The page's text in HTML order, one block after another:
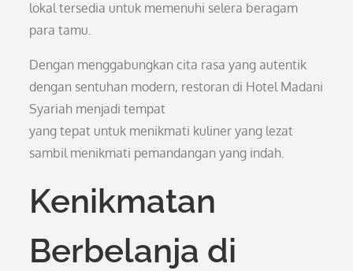
lokal tersedia untuk memenuhi selera beragam
para tamu.
Dengan menggabungkan cita rasa yang autentik
dengan sentuhan modern, restoran di Hotel Madani
Syariah menjadi tempat
yang tepat untuk menikmati kuliner yang lezat
sambil menikmati pemandangan yang indah.
Kenikmatan
Berbelanja di